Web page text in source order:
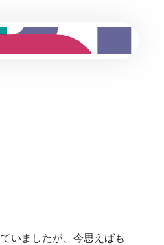
いましたが、今思えばも